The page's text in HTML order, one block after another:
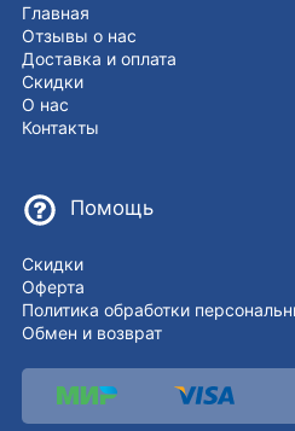
Главная
Отзывы о нас
Доставка и оплата
Скидки
О нас
Контакты
Помощь
Скидки
Оферта
Политика обработки
Обмен и возврат